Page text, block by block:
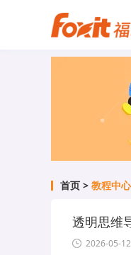
首页 > 教程中心
透明思维
2026-05-